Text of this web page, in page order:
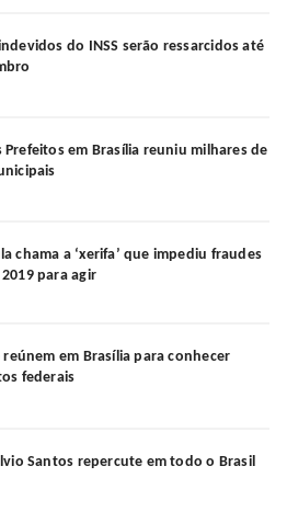
do INSS serão ressarcidos até
Prefeitos em Brasília reuniu milhares de
chama a ‘xerifa’ que impediu fraudes
2019 para agir
reúnem em Brasília para conhecer
federais
Santos repercute em todo o Brasil